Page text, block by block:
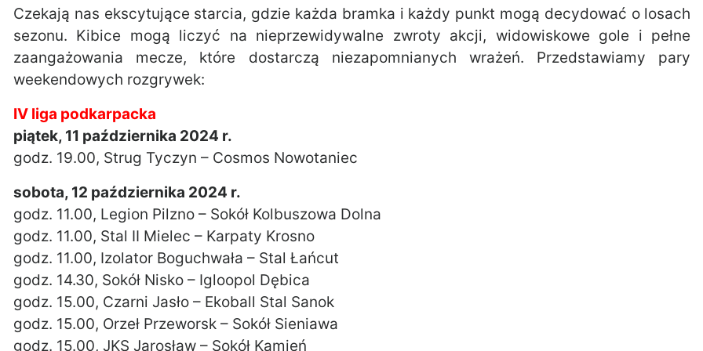
Czekają nas ekscytujące starcia, gdzie każda bramka i każdy punkt mogą decydować o losach
sezonu. Kibice mogą liczyć na nieprzewidywalne zwroty akcji, widowiskowe gole i pełne
zaangażowania mecze, które dostarczą niezapomnianych wrażeń. Przedstawiamy pary
weekendowych rozgrywek:
IV liga podkarpacka
piątek, 11 października 2024 r.
godz. 19.00, Strug Tyczyn – Cosmos Nowotaniec
sobota, 12 października 2024 r.
godz. 11.00, Legion Pilzno – Sokół Kolbuszowa Dolna
godz. 11.00, Stal II Mielec – Karpaty Krosno
godz. 11.00, Izolator Boguchwała – Stal Łańcut
godz. 14.30, Sokół Nisko – Igloopol Dębica
godz. 15.00, Czarni Jasło – Ekoball Stal Sanok
godz. 15.00, Orzeł Przeworsk – Sokół Sieniawa
godz. 15.00, JKS Jarosław – Sokół Kamień